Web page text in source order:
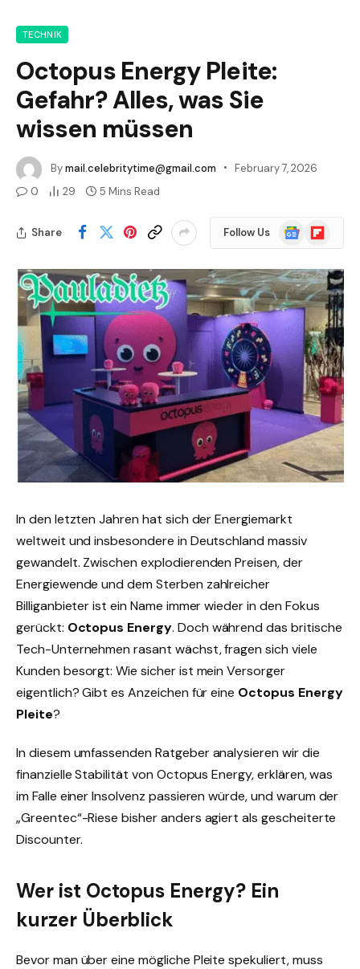
TECHNIK
Octopus Energy Pleite:
Gefahr? Alles, was Sie
wissen müssen
Bymail.celebritytime@gmail.com
February 7, 2026
0
29 5 Mins Read
Share Follow Us
Google
News
Flipboard
In den letzten Jahren hat sich der Energiemarkt
weltweit und insbesondere in Deutschland massiv
gewandelt. Zwischen explodierenden Preisen, der
Energiewende und dem Sterben zahlreicher
Billiganbieter ist ein Name immer wieder in den Fokus
gerückt: Octopus Energy. Doch während das britische
Tech-Unternehmen rasant wächst, fragen sich viele
Kunden besorgt: Wie sicher ist mein Versorger
eigentlich? Gibt es Anzeichen für eine Octopus Energy
Pleite?
In diesem umfassenden Ratgeber analysieren wir die
finanzielle Stabilität von Octopus Energy, erklären, was
im Falle einer Insolvenz passieren würde, und warum der
„Greentec“-Riese bisher anders agiert als gescheiterte
Discounter.
Wer ist Octopus Energy? Ein
kurzer Überblick
Bevor man über eine mögliche Pleite spekuliert, muss